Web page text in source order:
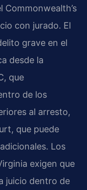
Commonwealth’s
con jurado. El
grave en el
desde la
que
de los
al arresto,
que puede
Los
exigen que
juicio dentro de